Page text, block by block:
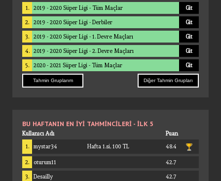
1. 2019 - 2020 Süper Ligi - Tüm Maçlar Git
2. 2019 - 2020 Süper Ligi - Derbiler Git
3. 2019 - 2020 Süper Ligi - 1. Devre Maçları Git
4. 2019 - 2020 Süper Ligi - 2. Devre Maçları Git
5. 2020 - 2021 Süper Ligi - Tüm Maçlar Git
Tahmin Gruplarım Diğer Tahmin Grupları
BU HAFTANIN EN İYI TAHMINCILERI - İLK 5
Kullanıcı Adı
Puan
1.
mystar34 Hafta 1.si, 100 TL 48.4
2. oturum11 42.7
3. Desailly 42.7